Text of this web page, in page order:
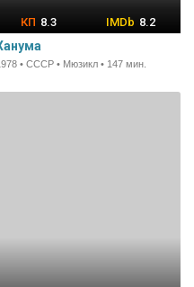
8.3 8.2
• СССР • Мюзикл • 147 мин.